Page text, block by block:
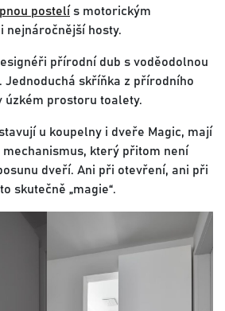
postelí s motorickým
nejnáročnější hosty.
přírodní dub s voděodolnou
Jednoduchá skříňka z přírodního
úzkém prostoru toalety.
u koupelny i dveře Magic, mají
který přitom není
dveří. Ani při otevření, ani při
skutečně „magie“.